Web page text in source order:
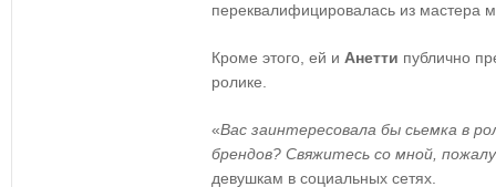
переквалифицировалась из мастера
Кроме этого, ей и Анетти публично
ролике.
«Вас заинтересовала бы сьемка в
брендов? Свяжитесь со мной,
девушкам в социальных сетях.